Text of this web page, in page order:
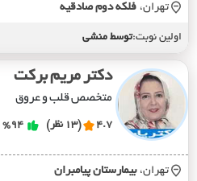
تهران، فلکه دوم صادقيه
اولین نوبت:توسط منشی
دکتر مریم برکت
متخصص قلب و عروق
4.7 (13 نظر) %94
تهران، بيمارستان پيامبران